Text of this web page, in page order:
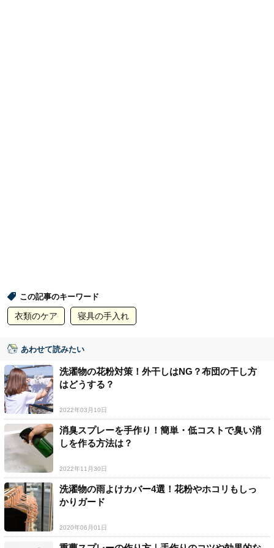
この記事のキーワード
衣類のケア 寝具の手入れ
あわせて読みたい
洗濯物の花粉対策！外干しはNG？布団の干し方
はどうする？
2022年03月10日
消臭スプレーを手作り！簡単・低コストで臭い消
しを作る方法は？
2022年11月30日
洗濯物の雨よけカバー4選！花粉やホコリもしっ
かりガード
2020年06月01日